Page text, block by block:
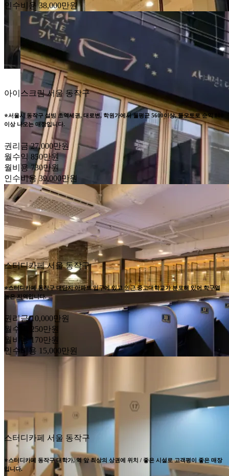
인수비용 38,000만원
아이스크림 서울 동작구
⭐서울시 동작구 설빙 초역세권, 대로변, 학원가에서 월평균 5600이상, 풀오토로 순익 800
이상 나오는 매장입니다.
권리금 27,000만원
월수익 850만원
월비용 730만원
인수비용 39,000만원
스터디카페 서울 동작구
⭐스터디카페 동작구 대단지 아파트 입구에 있고 인근 중고대학교가 분포해 있어 학구열
높은 지역입니다.
권리금 10,000만원
월수익
250만원
월비용 170만원
인수비용 15,000만원
스터디카페 서울 동작구
⭐스터디카페 동작구 대학가, 역 앞 최상의 상권에 위치 / 좋은 시설로 고객평이 좋은 매장
입니다.